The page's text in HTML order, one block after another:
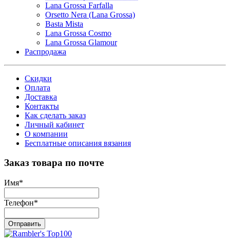
Lana Grossa Farfalla
Orsetto Nera (Lana Grossa)
Basta Mista
Lana Grossa Cosmo
Lana Grossa Glamour
Распродажа
Скидки
Оплата
Доставка
Контакты
Как сделать заказ
Личный кабинет
О компании
Бесплатные описания вязания
Заказ товара по почте
Имя*
Телефон*
Отправить